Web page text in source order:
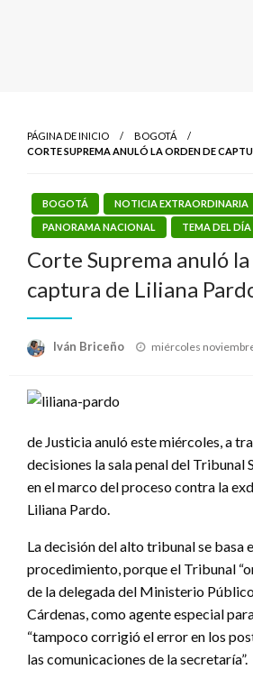
PÁGINA DE INICIO
BOGOTÁ
CORTE SUPREMA ANULÓ LA ORDEN DE
BOGOTÁ
NOTICIA EXTRAORDINARIA
PANORAMA NACIONAL
TEMA DEL DÍA
Corte Suprema anuló
captura de Liliana
Iván Briceño
Publicado
miércoles
de Justicia anuló este miércoles, a
decisiones la sala penal del Tribunal
en el marco del proceso contra la
Liliana Pardo.
La decisión del alto tribunal se basa
procedimiento, porque el Tribunal
de la delegada del Ministerio
Cárdenas, como agente especial
“tampoco corrigió el error en los
las comunicaciones de la secretaría”.